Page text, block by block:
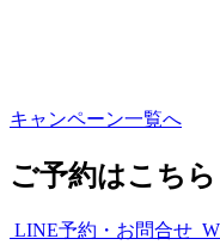
キャンペーン一覧へ
ご予約はこちら
LINE予約・お問合せ